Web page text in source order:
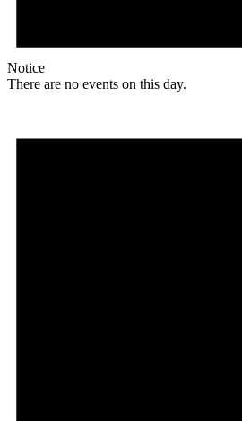
Notice
There are no events on this day.